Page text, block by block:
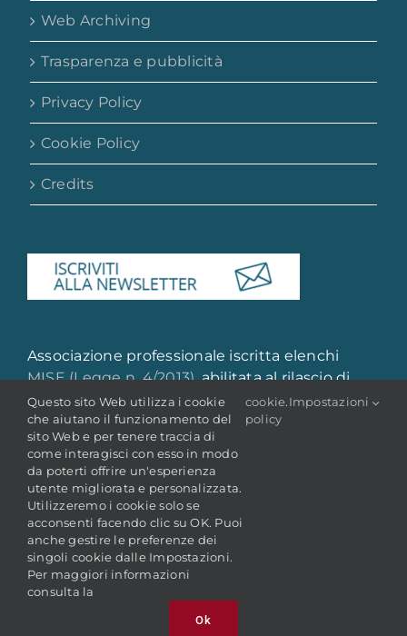
Web Archiving
Trasparenza e pubblicità
Privacy Policy
Cookie Policy
Credits
Associazione professionale iscritta elenchi
MISE (Legge n. 4/2013), abilitata al rilascio di
attestazione di qualità e qualificazione
professionale
© Copyright 2022 -2026 | ANAI - Associazione Nazionale
Archivistica Italiana
P. IVA: 05106681009 | C.F.: 80227410588
FacebookLinkedIn
Questo sito Web utilizza i cookie
che aiutano il funzionamento del
sito Web e per tenere traccia di
come interagisci con esso in modo
da poterti offrire un'esperienza
utente migliorata e personalizzata.
Utilizzeremo i cookie solo se
acconsenti facendo clic su OK. Puoi
anche gestire le preferenze dei
singoli cookie dalle Impostazioni.
Per maggiori informazioni
consulta la
cookie
policy
.Impostazioni
Ok